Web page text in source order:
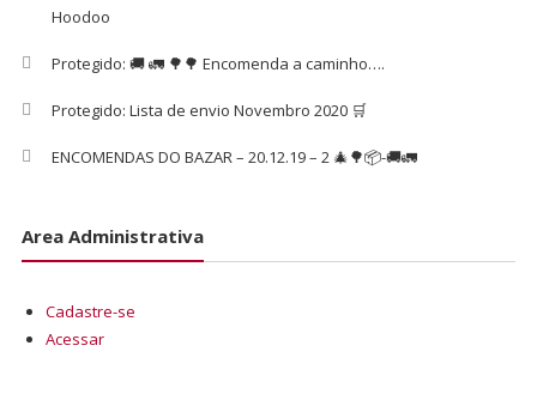
Hoodoo
Protegido: 🚚 🚛 🌳🌳 Encomenda a caminho….
Protegido: Lista de envio Novembro 2020 🛒
ENCOMENDAS DO BAZAR – 20.12.19 – 2 🎄🌳📦-🚚🚛
Area Administrativa
Cadastre-se
Acessar